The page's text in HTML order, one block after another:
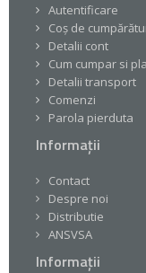
Autentificare
Coș de
Detalii cont
Cum cumpar si
Detalii transport
Comenzi
Parola pierduta
Informații
Contact
Despre noi
Distributie
ANSVSA
Informații